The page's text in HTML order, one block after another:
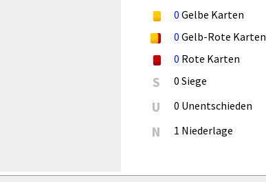
0 Gelbe Karten
0 Gelb-Rote Karten
0 Rote Karten
S 0 Siege
U 0 Unentschieden
N 1 Niederlage